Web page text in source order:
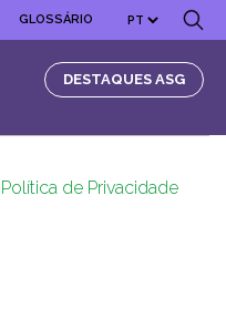
GLOSSÁRIO
DESTAQUES ASG
Política de Privacidade